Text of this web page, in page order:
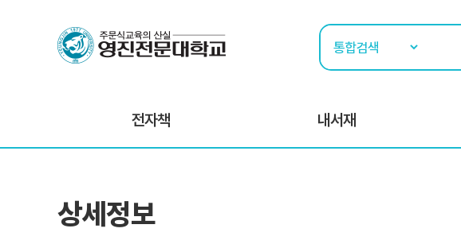
전자책 내서재
상세정보